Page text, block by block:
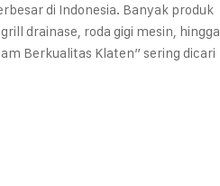
di Indonesia. Banyak produk
drainase, roda gigi mesin, hingga
Berkualitas Klaten” sering dicari